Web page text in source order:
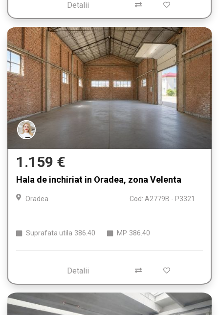
Detalii
1.159 €
Hala de inchiriat in Oradea, zona Velenta
Oradea Cod: A2779B - P3321
Suprafata utila 386.40 MP 386.40
Detalii